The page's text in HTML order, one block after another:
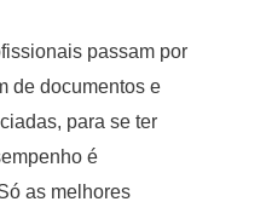
passam por
de documentos e
para se ter
é
as melhores